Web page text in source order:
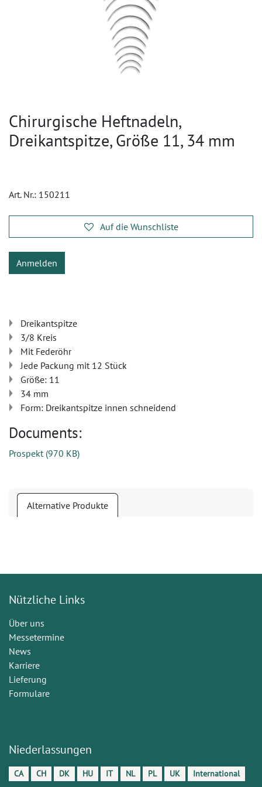
Chirurgische Heftnadeln,
Dreikantspitze, Größe 11, 34 mm
Art. Nr.: 150211
Auf die Wunschliste
Anmelden
Dreikantspitze
3/8 Kreis
Mit Federöhr
Jede Packung mit 12 Stück
Größe: 11
34 mm
Form: Dreikantspitze innen schneidend
Documents:
Prospekt(970 KB)
Alternative Produkte
Nützliche Links
Über uns
Messetermine
News
Karriere
Lieferung
Formulare
Niederlassungen
CA CH DK HU IT NL PL UK International